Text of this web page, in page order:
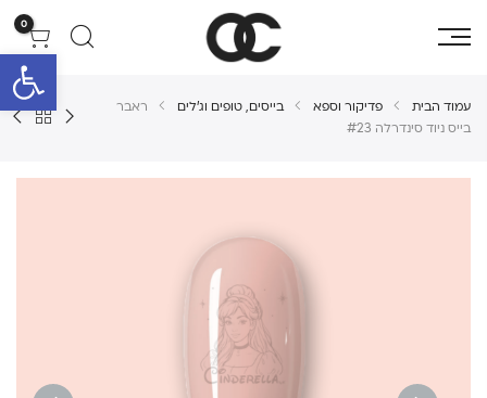
פתח
0
עמוד הבית פדיקור וספא בייסים, טופים וג'לים
ראבר
בייס ניוד סינדרלה #23